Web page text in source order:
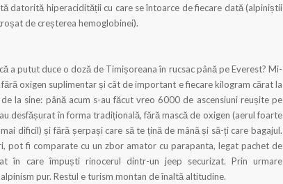
datorită hiperacidității cu care se întoarce de fiecare dată (alpiniștii
de creșterea hemoglobinei).
a putut duce o doză de Timișoreana în rucsac până pe Everest? Mi-
oxigen suplimentar și cât de important e fiecare kilogram cărat la
la sine: până acum s-au făcut vreo 6000 de ascensiuni reușite pe
desfășurat în forma tradițională, fără mască de oxigen (aerul foarte
dificil) și fără șerpași care să te țină de mână și să-ți care bagajul.
pot fi comparate cu un zbor amator cu parapanta, legat pachet de
în care împuști rinocerul dintr-un jeep securizat. Prin urmare
pur. Restul e turism montan de înaltă altitudine.